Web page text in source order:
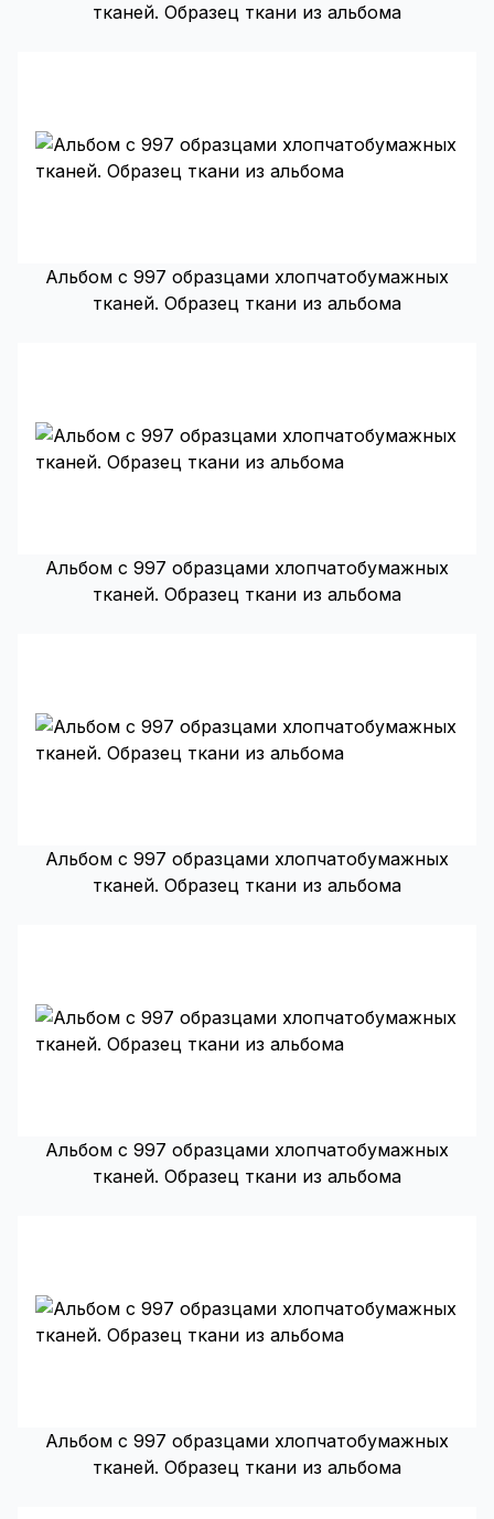
тканей. Образец ткани из альбома
Альбом с 997 образцами хлопчатобумажных
тканей. Образец ткани из альбома
Альбом с 997 образцами хлопчатобумажных
тканей. Образец ткани из альбома
Альбом с 997 образцами хлопчатобумажных
тканей. Образец ткани из альбома
Альбом с 997 образцами хлопчатобумажных
тканей. Образец ткани из альбома
Альбом с 997 образцами хлопчатобумажных
тканей. Образец ткани из альбома